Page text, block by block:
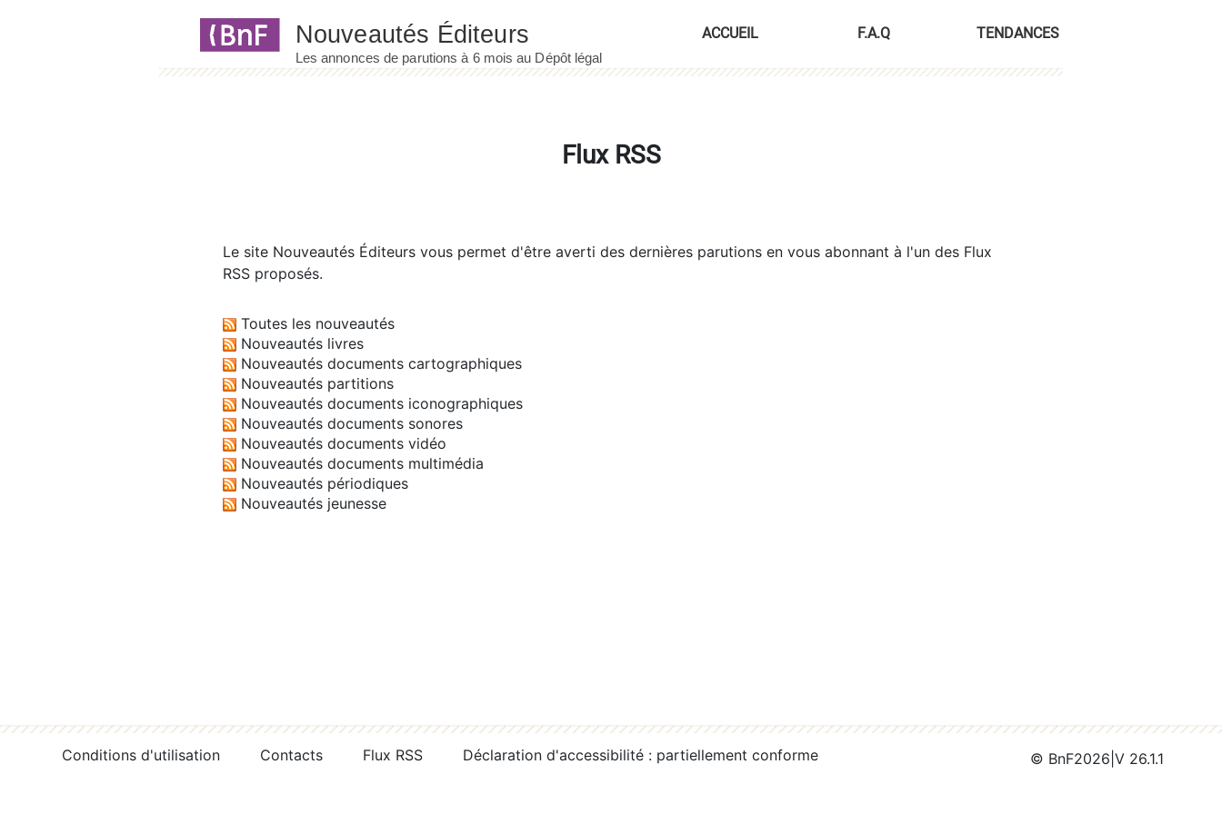
ACCUEIL F.A.Q TENDANCES
Flux RSS
Le site Nouveautés Éditeurs vous permet d'être averti des dernières parutions en vous abonnant à l'un des Flux
RSS proposés.
Toutes les nouveautés
Nouveautés livres
Nouveautés documents cartographiques
Nouveautés partitions
Nouveautés documents iconographiques
Nouveautés documents sonores
Nouveautés documents vidéo
Nouveautés documents multimédia
Nouveautés périodiques
Nouveautés jeunesse
Conditions d'utilisation Contacts Flux RSS Déclaration d'accessibilité : partiellement conforme © BnF2026 V 26.1.1